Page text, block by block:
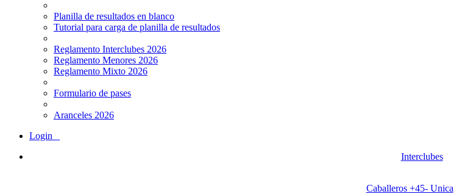
Planilla de resultados en blanco
Tutorial para carga de planilla de resultados
Reglamento Interclubes 2026
Reglamento Menores 2026
Reglamento Mixto 2026
Formulario de pases
Aranceles 2026
Login
Interclubes
Caballeros +45- Unica